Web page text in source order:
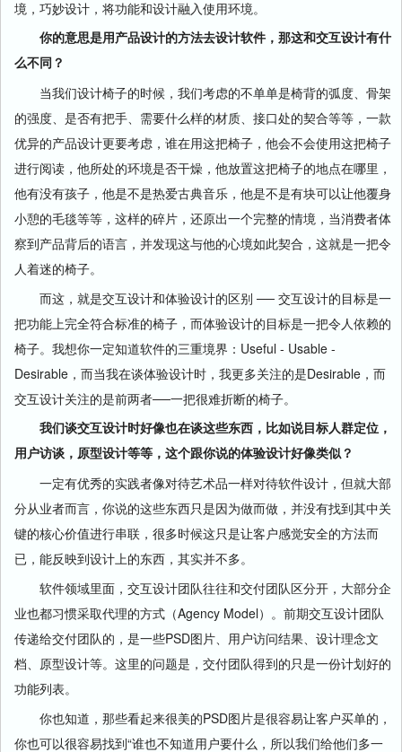
境，巧妙设计，将功能和设计融入使用环境。
你的意思是用产品设计的方法去设计软件，那这和交互设计有什
么不同？
当我们设计椅子的时候，我们考虑的不单单是椅背的弧度、骨架
的强度、是否有把手、需要什么样的材质、接口处的契合等等，一款
优异的产品设计更要考虑，谁在用这把椅子，他会不会使用这把椅子
进行阅读，他所处的环境是否干燥，他放置这把椅子的地点在哪里，
他有没有孩子，他是不是热爱古典音乐，他是不是有块可以让他覆身
小憩的毛毯等等，这样的碎片，还原出一个完整的情境，当消费者体
察到产品背后的语言，并发现这与他的心境如此契合，这就是一把令
人着迷的椅子。
而这，就是交互设计和体验设计的区别 ── 交互设计的目标是一
把功能上完全符合标准的椅子，而体验设计的目标是一把令人依赖的
椅子。我想你一定知道软件的三重境界：Useful - Usable -
Desirable，而当我在谈体验设计时，我更多关注的是Desirable，而
交互设计关注的是前两者──一把很难折断的椅子。
我们谈交互设计时好像也在谈这些东西，比如说目标人群定位，
用户访谈，原型设计等等，这个跟你说的体验设计好像类似？
一定有优秀的实践者像对待艺术品一样对待软件设计，但就大部
分从业者而言，你说的这些东西只是因为做而做，并没有找到其中关
键的核心价值进行串联，很多时候这只是让客户感觉安全的方法而
已，能反映到设计上的东西，其实并不多。
软件领域里面，交互设计团队往往和交付团队区分开，大部分企
业也都习惯采取代理的方式（Agency Model）。前期交互设计团队
传递给交付团队的，是一些PSD图片、用户访问结果、设计理念文
档、原型设计等。这里的问题是，交付团队得到的只是一份计划好的
功能列表。
你也知道，那些看起来很美的PSD图片是很容易让客户买单的，
你也可以很容易找到“谁也不知道用户要什么，所以我们给他们多一